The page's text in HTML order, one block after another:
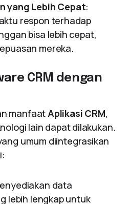
yang Lebih Cepat:
respon terhadap
bisa lebih cepat,
mereka.
CRM dengan
manfaatAplikasi CRM,
lain dapat dilakukan.
umum diintegrasikan
data
lebih lengkap untuk